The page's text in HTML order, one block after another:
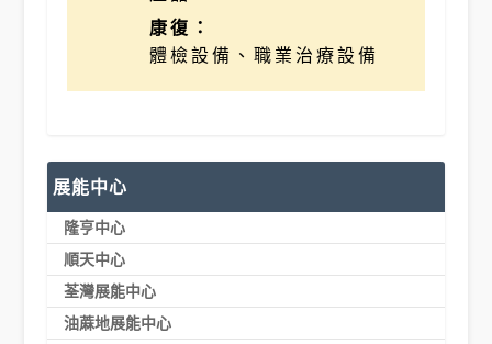
康復：
體檢設備、職業治療設備
展能中心
隆亨中心
順天中心
荃灣展能中心
油蔴地展能中心